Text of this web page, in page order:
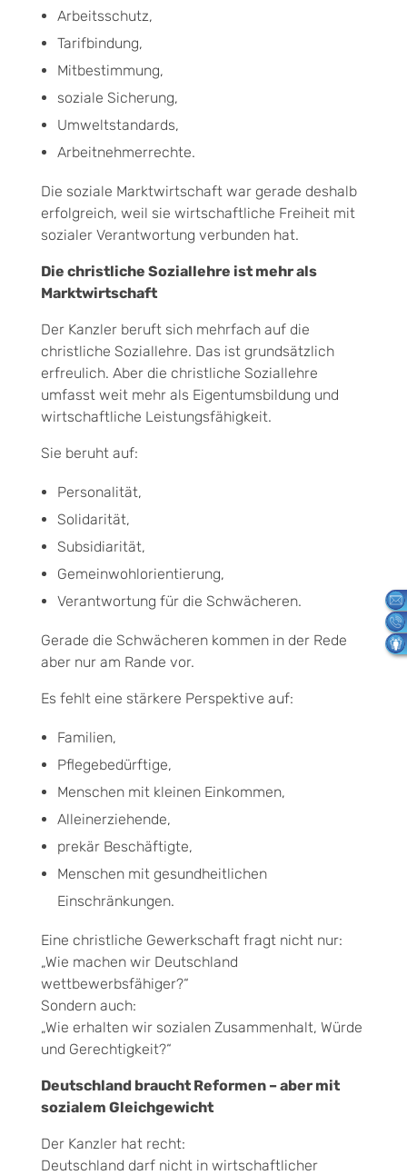
Arbeitsschutz,
Tarifbindung,
Mitbestimmung,
soziale Sicherung,
Umweltstandards,
Arbeitnehmerrechte.
Die soziale Marktwirtschaft war gerade deshalb
erfolgreich, weil sie wirtschaftliche Freiheit mit
sozialer Verantwortung verbunden hat.
Die christliche Soziallehre ist mehr als
Marktwirtschaft
Der Kanzler beruft sich mehrfach auf die
christliche Soziallehre. Das ist grundsätzlich
erfreulich. Aber die christliche Soziallehre
umfasst weit mehr als Eigentumsbildung und
wirtschaftliche Leistungsfähigkeit.
Sie beruht auf:
Personalität,
Solidarität,
Subsidiarität,
Gemeinwohlorientierung,
Verantwortung für die Schwächeren.
Gerade die Schwächeren kommen in der Rede
aber nur am Rande vor.
Es fehlt eine stärkere Perspektive auf:
Familien,
Pflegebedürftige,
Menschen mit kleinen Einkommen,
Alleinerziehende,
prekär Beschäftigte,
Menschen mit gesundheitlichen
Einschränkungen.
Eine christliche Gewerkschaft fragt nicht nur:
„Wie machen wir Deutschland
wettbewerbsfähiger?“
Sondern auch:
„Wie erhalten wir sozialen Zusammenhalt, Würde
und Gerechtigkeit?“
Deutschland braucht Reformen – aber mit
sozialem Gleichgewicht
Der Kanzler hat recht:
Deutschland darf nicht in wirtschaftlicher